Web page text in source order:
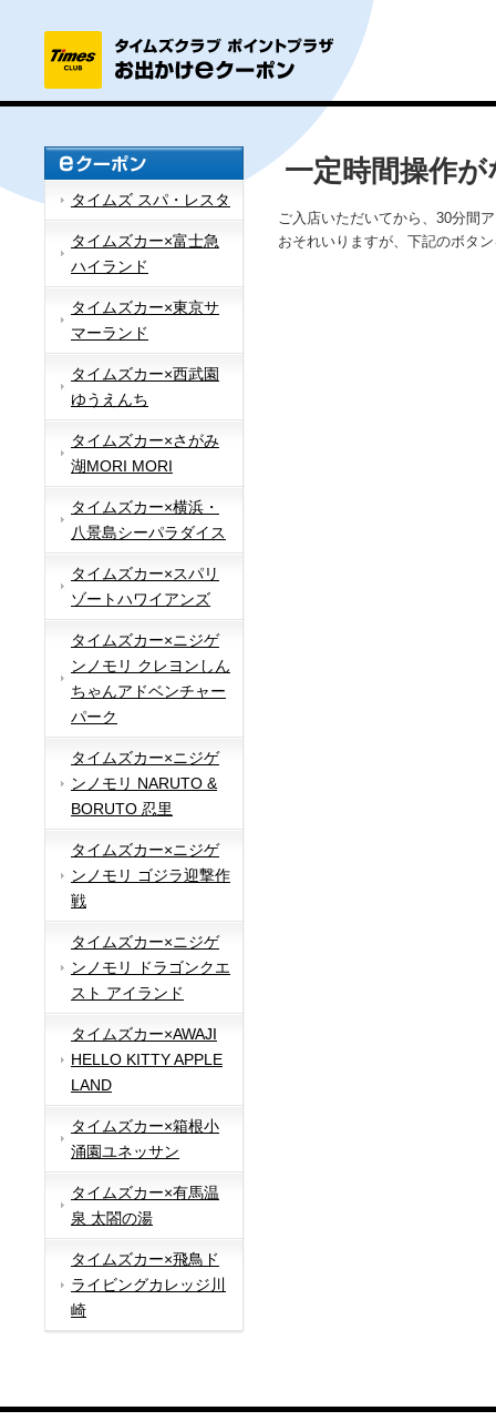
タイムズ スパ・レスタ
タイムズカー×富士急
ハイランド
タイムズカー×東京サ
マーランド
タイムズカー×西武園
ゆうえんち
タイムズカー×さがみ
湖MORI MORI
タイムズカー×横浜・
八景島シーパラダイス
タイムズカー×スパリ
ゾートハワイアンズ
タイムズカー×ニジゲ
ンノモリ クレヨンしん
ちゃんアドベンチャー
パーク
タイムズカー×ニジゲ
ンノモリ NARUTO &
BORUTO 忍里
タイムズカー×ニジゲ
ンノモリ ゴジラ迎撃作
戦
タイムズカー×ニジゲ
ンノモリ ドラゴンクエ
スト アイランド
タイムズカー×AWAJI
HELLO KITTY APPLE
LAND
タイムズカー×箱根小
涌園ユネッサン
タイムズカー×有馬温
泉 太閤の湯
タイムズカー×飛鳥ド
ライビングカレッジ川
崎
一定時間操作
ご入店いただいてから、30分間
おそれいりますが、下記のボタ